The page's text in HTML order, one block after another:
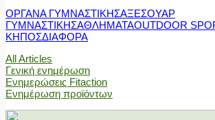
ΟΡΓΑΝΑ ΓΥΜΝΑΣΤΙΚΗΣΑΞΕΣΟΥΑΡ
ΓΥΜΝΑΣΤΙΚΗΣΑΘΛΗΜΑΤΑOUTDOOR
ΚΗΠΟΣΔΙΑΦΟΡΑ
All Articles
Γενική ενημέρωση
Ενημερώσεις Fitaction
Ενημέρωση προϊόντων